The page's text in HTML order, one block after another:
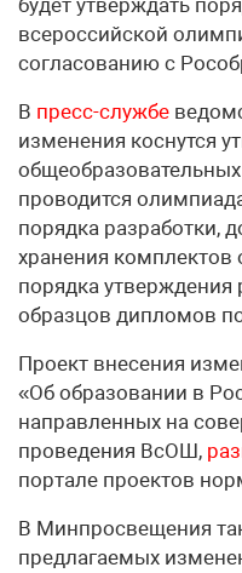
будет утверждать
всероссийской
согласованию с
В пресс-службе
изменения коснутся
проводится
порядка разработки,
хранения
порядка утверждения
образцов дипломов
Проект внесения
«Об образовании в
направленных на
проведения ВсОШ,
портале проектов
В Минпросвещения
предлагаемых